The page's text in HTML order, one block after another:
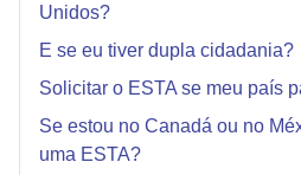
Unidos?
E se eu tiver dupla cidadania?
Solicitar o ESTA se meu país
Se estou no Canadá ou no
uma ESTA?